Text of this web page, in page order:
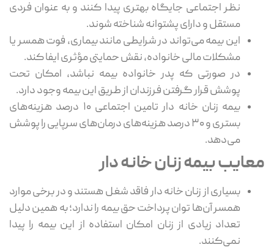
نظر اجتماعی جایگاه بهتری پیدا کنند و به عنوان فردی
مستقل و دارای پشتوانه شناخته شوند.
این بیمه می‌تواند در شرایطی مانند بیماری، فوت همسر یا
مشکلات مالی خانواده، نقش حمایتی مؤثری ایفا کند.
در صورتی که پدر خانواده بیمه نباشد، امکان تحت
پوشش قرار گرفتن فرزندان از طریق این بیمه وجود دارد.
بیمه زنان خانه دار تامین اجتماعی ۱۰ درصد هزینه‌های
بستری و ۳۰ درصد هزینه‌های درمان‌های سرپایی را پوشش
می‌دهد.
معایب بیمه زنان خانه دار
بسیاری از زنان خانه دار فاقد شغل هستند و در برخی موارد
همسر آن‌ها توان پرداخت حق بیمه را ندارد؛ به همین دلیل
تعداد زیادی از زنان امکان استفاده از این بیمه را پیدا
نمی‌کنند.